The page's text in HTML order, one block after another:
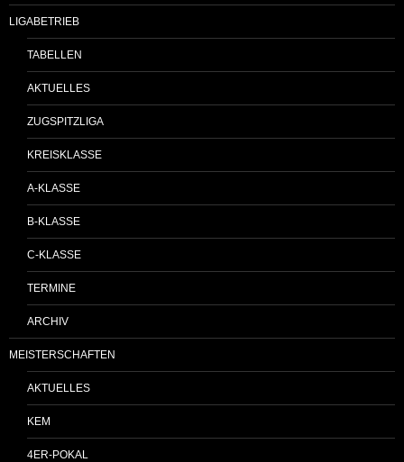
LIGABETRIEB
TABELLEN
AKTUELLES
ZUGSPITZLIGA
KREISKLASSE
A-KLASSE
B-KLASSE
C-KLASSE
TERMINE
ARCHIV
MEISTERSCHAFTEN
AKTUELLES
KEM
4ER-POKAL